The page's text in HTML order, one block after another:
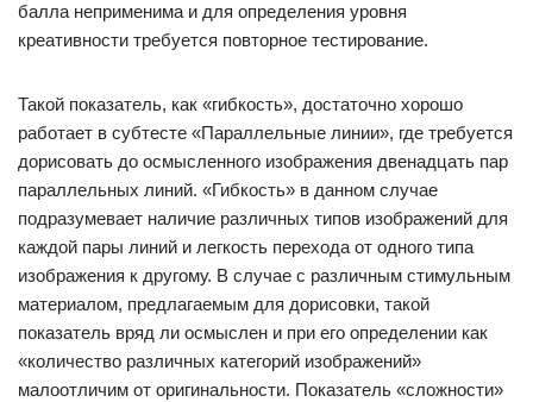
балла неприменима и для определения уровня
креативности требуется повторное тестирование.
Такой показатель, как «гибкость», достаточно хорошо
работает в субтесте «Параллельные линии», где требуется
дорисовать до осмысленного изображения двенадцать пар
параллельных линий. «Гибкость» в данном случае
подразумевает наличие различных типов изображений для
каждой пары линий и легкость перехода от одного типа
изображения к другому. В случае с различным стимульным
материалом, предлагаемым для дорисовки, такой
показатель вряд ли осмыслен и при его определении как
«количество различных категорий изображений»
малоотличим от оригинальности. Показатель «сложности»